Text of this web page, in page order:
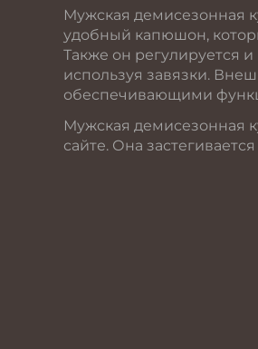
Мужская демисезонная
удобный капюшон,
Также он регулируется
используя завязки.
обеспечивающими
Мужская демисезонная
сайте. Она